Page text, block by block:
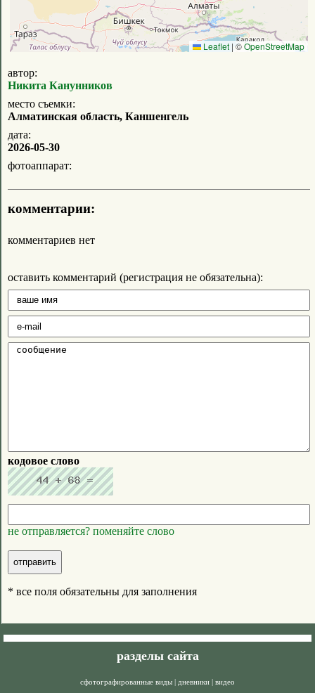
Leaflet | ©OpenStreetMap
автор:
Никита Канунников
место съемки:
Алматинская область, Каншенгель
дата:
2026-05-30
фотоаппарат:
комментарии:
комментариев нет
оставить комментарий (регистрация не обязательна):
кодовое слово
не отправляется? поменяйте слово
* все поля обязательны для заполнения
разделы сайта
сфотографированные виды | дневники | видео